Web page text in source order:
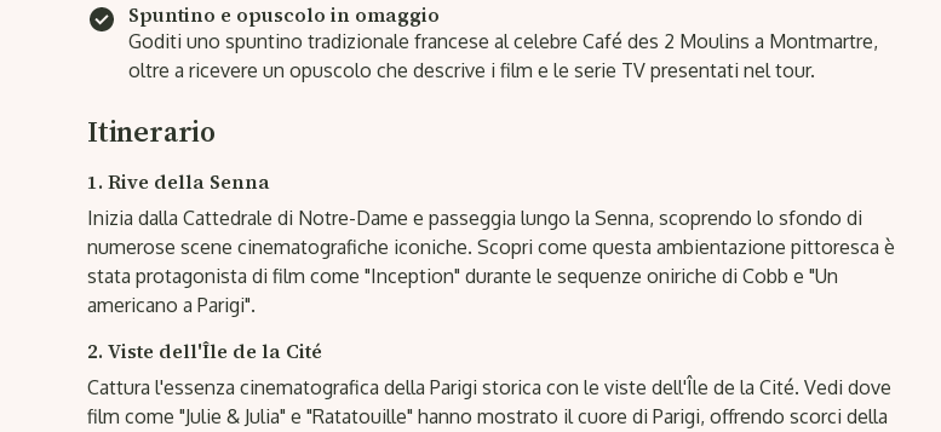
Spuntino e opuscolo in omaggio
Goditi uno spuntino tradizionale francese al celebre Café des 2 Moulins a Montmartre,
oltre a ricevere un opuscolo che descrive i film e le serie TV presentati nel tour.
Itinerario
1. Rive della Senna
Inizia dalla Cattedrale di Notre-Dame e passeggia lungo la Senna, scoprendo lo sfondo di
numerose scene cinematografiche iconiche. Scopri come questa ambientazione pittoresca è
stata protagonista di film come "Inception" durante le sequenze oniriche di Cobb e "Un
americano a Parigi".
2. Viste dell'Île de la Cité
Cattura l'essenza cinematografica della Parigi storica con le viste dell'Île de la Cité. Vedi dove
film come "Julie & Julia" e "Ratatouille" hanno mostrato il cuore di Parigi, offrendo scorci della